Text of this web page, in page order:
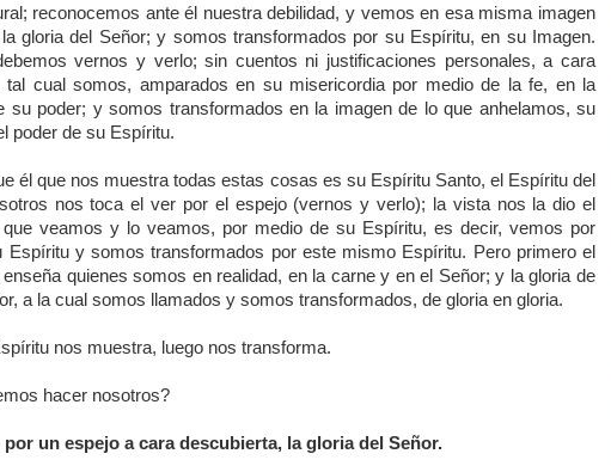
reconocemos ante él nuestra debilidad, y vemos en esa misma imagen
gloria del Señor; y somos transformados por su Espíritu, en su Imagen.
vernos y verlo; sin cuentos ni justificaciones personales, a cara
tal cual somos, amparados en su misericordia por medio de la fe, en la
su poder; y somos transformados en la imagen de lo que anhelamos, su
poder de su Espíritu.
él que nos muestra todas estas cosas es su Espíritu Santo, el Espíritu del
nos toca el ver por el espejo (vernos y verlo); la vista nos la dio el
que veamos y lo veamos, por medio de su Espíritu, es decir, vemos por
Espíritu y somos transformados por este mismo Espíritu. Pero primero el
quienes somos en realidad, en la carne y en el Señor; y la gloria de
a la cual somos llamados y somos transformados, de gloria en gloria.
nos muestra, luego nos transforma.
hacer nosotros?
por un espejo a cara descubierta, la gloria del Señor.